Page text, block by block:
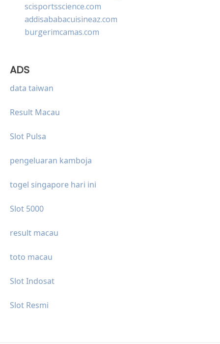
scisportsscience.com
addisababacuisineaz.com
burgerimcamas.com
ADS
data taiwan
Result Macau
Slot Pulsa
pengeluaran kamboja
togel singapore hari ini
Slot 5000
result macau
toto macau
Slot Indosat
Slot Resmi